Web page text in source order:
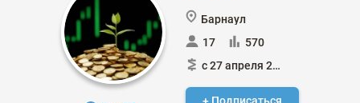
Барнаул
17
570
с 27 апреля 2024